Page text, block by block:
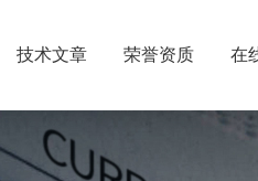
技术文章 荣誉资质 在